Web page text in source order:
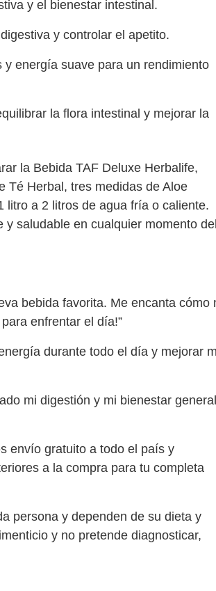
y el bienestar intestinal.
y controlar el apetito.
energía suave para un rendimiento
la flora intestinal y mejorar la
la Bebida TAF Deluxe Herbalife,
Té Herbal, tres medidas de Aloe
litro a 2 litros de agua fría o caliente.
saludable en cualquier momento del
bebida favorita. Me encanta cómo
enfrentar el día!”
durante todo el día y mejorar
mi digestión y mi bienestar
envío gratuito a todo el país y
a la compra para tu completa
persona y dependen de su dieta y
y no pretende diagnosticar,